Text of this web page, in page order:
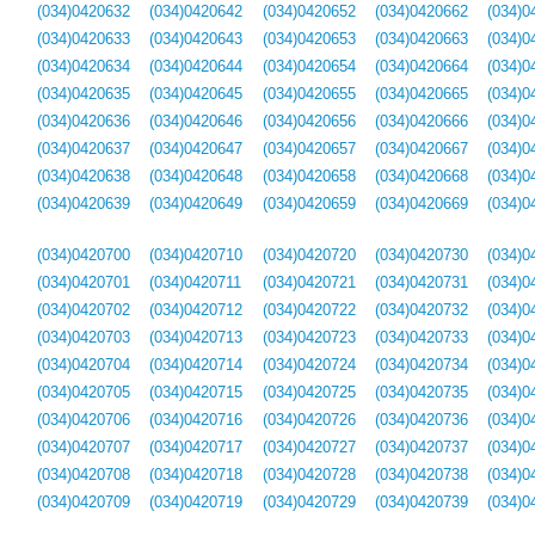
(034)0420632
(034)0420633
(034)0420634
(034)0420635
(034)0420636
(034)0420637
(034)0420638
(034)0420639
(034)0420642
(034)0420643
(034)0420644
(034)0420645
(034)0420646
(034)0420647
(034)0420648
(034)0420649
(034)0420652
(034)0420653
(034)0420654
(034)0420655
(034)0420656
(034)0420657
(034)0420658
(034)0420659
(034)0420662
(034)0420663
(034)0420664
(034)0420665
(034)0420666
(034)0420667
(034)0420668
(034)0420669
(034)0420700
(034)0420701
(034)0420702
(034)0420703
(034)0420704
(034)0420705
(034)0420706
(034)0420707
(034)0420708
(034)0420709
(034)0420710
(034)0420711
(034)0420712
(034)0420713
(034)0420714
(034)0420715
(034)0420716
(034)0420717
(034)0420718
(034)0420719
(034)0420720
(034)0420721
(034)0420722
(034)0420723
(034)0420724
(034)0420725
(034)0420726
(034)0420727
(034)0420728
(034)0420729
(034)0420730
(034)0420731
(034)0420732
(034)0420733
(034)0420734
(034)0420735
(034)0420736
(034)0420737
(034)0420738
(034)0420739